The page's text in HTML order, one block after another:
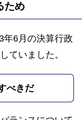
ため
年6月の決算行政
ていました。
べきだ